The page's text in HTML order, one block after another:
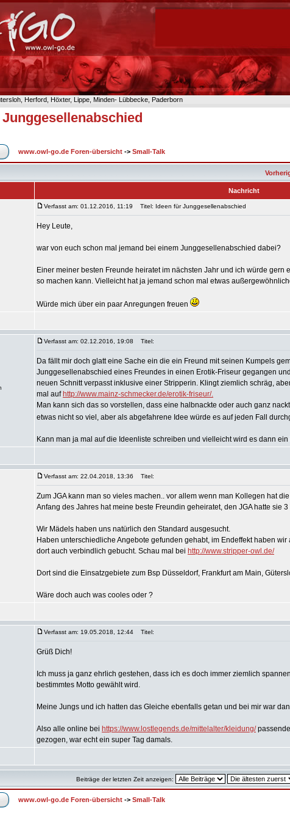
Herford, Höxter, Lippe, Minden- Lübbecke, Paderborn
www.owl-go.de Foren-übersicht -> Small-Talk
Nachricht
Verfasst am: 01.12.2016, 11:19 Titel: Ideen für Junggesellenabschied
Hey Leute,
war von euch schon mal jemand bei einem Junggesellenabschied dabei?
Einer meiner besten Freunde heiratet im nächsten Jahr und ich würde gern
so machen kann. Vielleicht hat ja jemand schon mal etwas
Würde mich über ein paar Anregungen freuen
Verfasst am: 02.12.2016, 19:08 Titel:
Da fällt mir doch glatt eine Sache ein die ein Freund mit seinen Kumpels
Junggesellenabschied eines Freundes in einen Erotik-Friseur gegangen
neuen Schnitt verpasst inklusive einer Stripperin. Klingt ziemlich schräg,
mal auf http://www.mainz-schmecker.de/erotik-friseur/.
Man kann sich das so vorstellen, dass eine halbnackte oder auch ganz
etwas nicht so viel, aber als abgefahrene Idee würde es auf jeden Fall
Kann man ja mal auf die Ideenliste schreiben und vielleicht wird es dann
Verfasst am: 22.04.2018, 13:36 Titel:
Zum JGA kann man so vieles machen.. vor allem wenn man Kollegen hat
Anfang des Jahres hat meine beste Freundin geheiratet, den JGA hatte sie 3
Wir Mädels haben uns natürlich den Standard ausgesucht.
Haben unterschiedliche Angebote gefunden gehabt, im Endeffekt haben
dort auch verbindlich gebucht. Schau mal bei http://www.stripper-owl.de/
Dort sind die Einsatzgebiete zum Bsp Düsseldorf, Frankfurt am Main,
Wäre doch auch was cooles oder ?
Verfasst am: 19.05.2018, 12:44 Titel:
Grüß Dich!
Ich muss ja ganz ehrlich gestehen, dass ich es doch immer ziemlich
bestimmtes Motto gewählt wird.
Meine Jungs und ich hatten das Gleiche ebenfalls getan und bei mir war
Also alle online bei https://www.lostlegends.de/mittelalter/kleidung/
gezogen, war echt ein super Tag damals.
Beiträge der letzten Zeit anzeigen:
www.owl-go.de Foren-übersicht -> Small-Talk